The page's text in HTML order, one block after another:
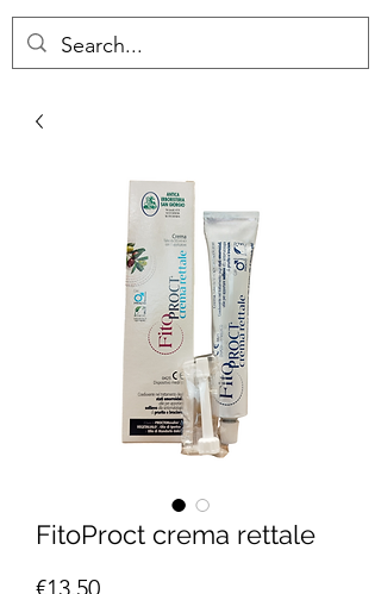
FitoProct crema rettale
€13.50Price